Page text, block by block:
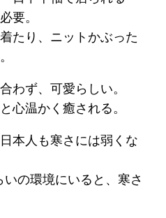
要。
たり、ニットかぶった
わず、可愛らしい。
心温かく癒される。
本人も寒さには弱くな
の環境にいると、寒さ